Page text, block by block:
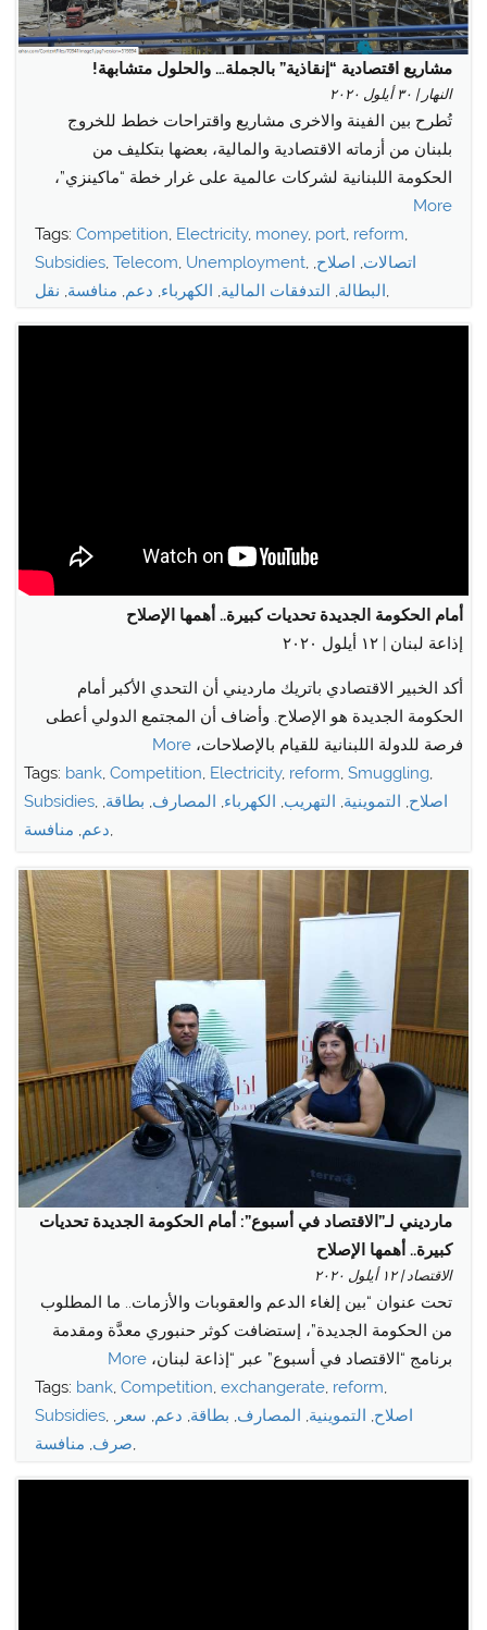
مشاريع اقتصادية “إنقاذية” بالجملة… والحلول متشابهة!
النهار | ٣٠ أيلول ٢٠٢٠
تُطرح بين الفينة والاخرى مشاريع واقتراحات خطط للخروج
بلبنان من أزماته الاقتصادية والمالية، بعضها بتكليف من
الحكومة اللبنانية لشركات عالمية على غرار خطة “ماكينزي”،
More
Tags: Competition, Electricity, money, port, reform,
Subsidies, Telecom, Unemployment, اتصالات, اصلاح,
البطالة, التدفقات المالية, الكهرباء, دعم, منافسة, نقل ,
أمام الحكومة الجديدة تحديات كبيرة.. أهمها الإصلاح
إذاعة لبنان | ١٢ أيلول ٢٠٢٠
أكد الخبير الاقتصادي باتريك مارديني أن التحدي الأكبر أمام
الحكومة الجديدة هو الإصلاح. وأضاف أن ​المجتمع الدولي​ أعطى
فرصة للدولة اللبنانية للقيام بالإصلاحات،
Tags: bank, Competition, Electricity, reform, Smuggling,
Subsidies, اصلاح, التموينية, التهريب, الكهرباء, المصارف, بطاقة,
دعم, منافسة ,
مارديني لـ”الاقتصاد في أسبوع”: أمام الحكومة الجديدة تحديات
كبيرة.. أهمها الإصلاح
الاقتصاد | ١٢ أيلول ٢٠٢٠
تحت عنوان “بين إلغاء الدعم و​​العقوبات​​ والأزمات.. ما المطلوب
من الحكومة الجديدة”، إستضافت ​كوثر حنبوري​ معدَّة ومقدمة
برنامج “الاقتصاد في أسبوع” عبر “إذاعة لبنان،
Tags: bank, Competition, exchangerate, reform,
Subsidies, اصلاح, التموينية, المصارف, بطاقة, دعم, سعر ,
صرف, منافسة ,